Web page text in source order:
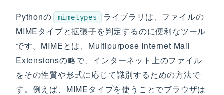
Pythonの mimetypes
ライブラリは、ファイルの
MIMEタイプと拡張子を判定するのに便利なツール
です。MIMEとは、Multipurpose Internet Mail
Extensionsの略で、インターネット上のファイル
をその性質や形式に応じて識別するための方法で
す。例えば、MIMEタイプを使うことでブラウザは